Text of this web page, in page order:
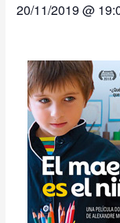
20/11/2019 @